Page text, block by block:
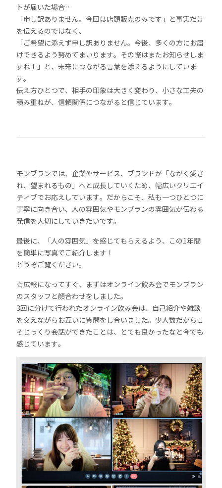
トが届いた場合…
「申し訳ありません。今回は店頭販売のみです」と事実だけ
を伝えるのではなく、
「ご希望に添えず申し訳ありません。今後、多くの方にお届
けできるよう努めてまいります。その際はまたお知らせしま
すね！」と、未来につながる言葉を添えるようにしていま
す。
伝え方ひとつで、相手の印象は大きく変わり、小さな工夫の
積み重ねが、信頼関係につながると信じています。
モンブランでは、企業やサービス、ブランドが「ながく愛さ
れ、望まれるもの」へと成長していくため、幅広いクリエイ
ティブでお応えしています。だからこそ、私も一つひとつに
丁寧に向き合い、人の雰囲気やモンブランの雰囲気が伝わる
発信を大切にしていきたいです。
最後に、「人の雰囲気」を感じてもらえるよう、この1年間
を簡単に写真でご紹介します！
どうぞご覧ください。
☆広報になってすぐ、まずはオンライン飲み会でモンブラン
のスタッフと顔合わせをしました。
3回に分けて行われたオンライン飲み会は、自己紹介や雑談
を交えながらお互いに質問をし合いました。少人数だからこ
そじっくり会話ができたことは、とても良かったなと今でも
感じています。